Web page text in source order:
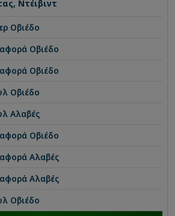
Ντέιβιντ
Οβιέδο
Οβιέδο
Οβιέδο
Οβιέδο
Αλαβές
Οβιέδο
Αλαβές
Αλαβές
Οβιέδο